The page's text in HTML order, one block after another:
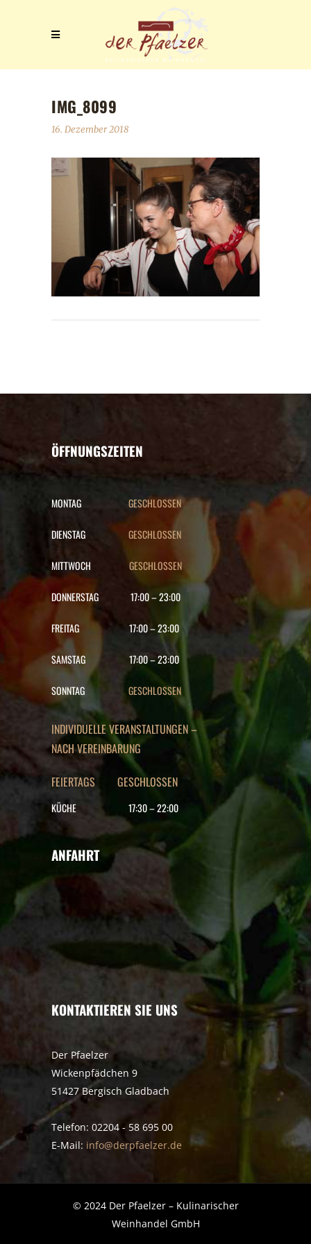
IMG_8099
16. Dezember 2018
ÖFFNUNGSZEITEN
MONTAG GESCHLOSSEN
DIENSTAG GESCHLOSSEN
MITTWOCH GESCHLOSSEN
DONNERSTAG 17:00–23:00
FREITAG 17:00–23:00
SAMSTAG 17:00–23:00
SONNTAG GESCHLOSSEN
INDIVIDUELLE VERANSTALTUNGEN –
NACH VEREINBARUNG
FEIERTAGS GESCHLOSSEN
KÜCHE 17:30–22:00
ANFAHRT
KONTAKTIEREN SIE UNS
Der Pfaelzer
Wickenpfädchen 9
51427 Bergisch Gladbach
Telefon: 02204 - 58 695 00
E-Mail: info@derpfaelzer.de
© 2024 Der Pfaelzer – Kulinarischer
Weinhandel GmbH